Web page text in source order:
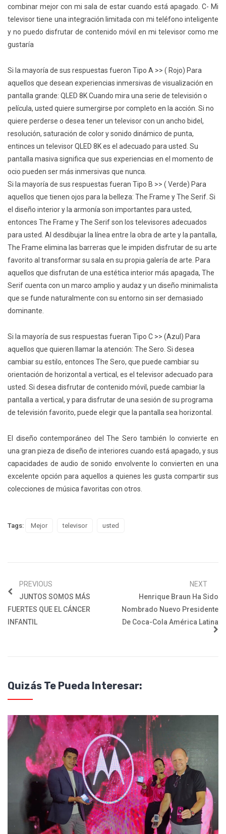
combinar mejor con mi sala de estar cuando está apagado. C- Mi
televisor tiene una integración limitada con mi teléfono inteligente
y no puedo disfrutar de contenido móvil en mi televisor como me
gustaría
Si la mayoría de sus respuestas fueron Tipo A >> ( Rojo) Para
aquellos que desean experiencias inmersivas de visualización en
pantalla grande: QLED 8K Cuando mira una serie de televisión o
película, usted quiere sumergirse por completo en la acción. Si no
quiere perderse o desea tener un televisor con un ancho bidel,
resolución, saturación de color y sonido dinámico de punta,
entinces un televisor QLED 8K es el adecuado para usted. Su
pantalla masiva significa que sus experiencias en el momento de
ocio pueden ser más inmersivas que nunca.
Si la mayoría de sus respuestas fueran Tipo B >> ( Verde) Para
aquellos que tienen ojos para la belleza: The Frame y The Serif. Si
el diseño interior y la armonía son importantes para usted,
entonces The Frame y The Serif son los televisores adecuados
para usted. Al desdibujar la línea entre la obra de arte y la pantalla,
The Frame elimina las barreras que le impiden disfrutar de su arte
favorito al transformar su sala en su propia galería de arte. Para
aquellos que disfrutan de una estética interior más apagada, The
Serif cuenta con un marco amplio y audaz y un diseño minimalista
que se funde naturalmente con su entorno sin ser demasiado
dominante.
Si la mayoría de sus respuestas fueran Tipo C >> (Azul) Para
aquellos que quieren llamar la atención: The Sero. Si desea
cambiar su estilo, entonces The Sero, que puede cambiar su
orientación de horizontal a vertical, es el televisor adecuado para
usted. Si desea disfrutar de contenido móvil, puede cambiar la
pantalla a vertical, y para disfrutar de una sesión de su programa
de televisión favorito, puede elegir que la pantalla sea horizontal.
El diseño contemporáneo del The Sero también lo convierte en
una gran pieza de diseño de interiores cuando está apagado, y sus
capacidades de audio de sonido envolvente lo convierten en una
excelente opción para aquellos a quienes les gusta compartir sus
colecciones de música favoritas con otros.
Tags: Mejor televisor usted
PREVIOUS
JUNTOS SOMOS MÁS
FUERTES QUE EL CÁNCER
INFANTIL
NEXT
Henrique Braun Ha Sido
Nombrado Nuevo Presidente
De Coca-Cola América Latina
Quizás Te Pueda Interesar: